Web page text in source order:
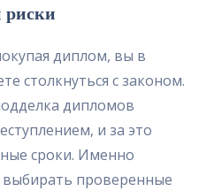
риски
диплом, вы в
столкнуться с законом.
дипломов
и за это
сроки. Именно
проверенные